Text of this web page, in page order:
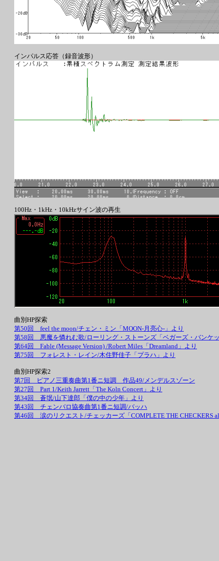
インパルス応答（録音波形）
100Hz・1kHz・10kHzサイン波の再生
曲別HP探索
第50回 feel the moon/チェン・ミン「MOON-月亮心-」より
第58回 悪魔を憐れむ歌/ローリング・ストーンズ「ベガーズ・バンケ
第64回 Fable (Message Version) /Robert Miles「Dreamland」より
第75回 フォレスト・レイン/木住野佳子「プラハ」より
曲別HP探索2
第7回 ピアノ三重奏曲第1番ニ短調 作品49/メンデルスゾーン
第27回 Part 1/Keith Jarrett「The Koln Concert」より
第34回 蒼氓/山下達郎「僕の中の少年」より
第43回 チェンバロ協奏曲第1番ニ短調/バッハ
第46回 涙のリクエスト/チェッカーズ「COMPLETE THE CHECKERS